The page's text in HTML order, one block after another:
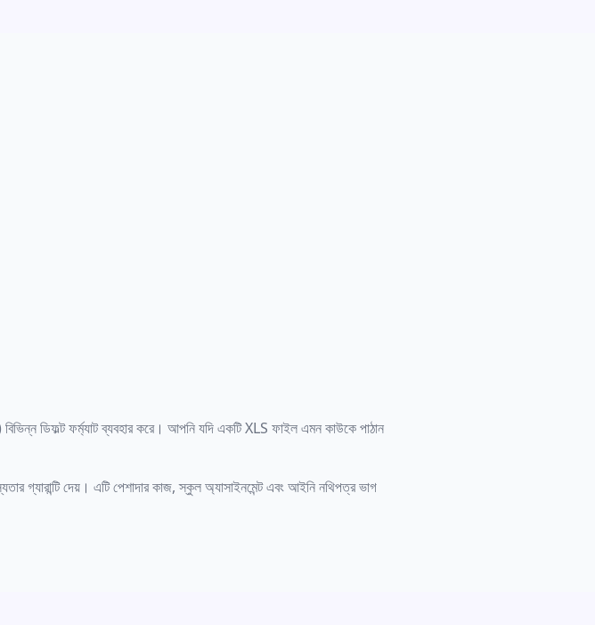
ফর্ম্যাট ব্যবহার করে। আপনি যদি একটি XLS ফাইল এমন কাউকে পাঠান
গ্যারান্টি দেয়। এটি পেশাদার কাজ, স্কুল অ্যাসাইনমেন্ট এবং আইনি নথিপত্র ভাগ